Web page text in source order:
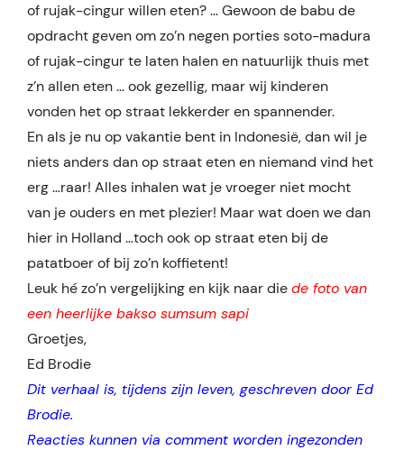
of rujak-cingur willen eten? … Gewoon de babu de
opdracht geven om zo’n negen porties soto-madura
of rujak-cingur te laten halen en natuurlijk thuis met
z’n allen eten … ook gezellig, maar wij kinderen
vonden het op straat lekkerder en spannender.
En als je nu op vakantie bent in Indonesië, dan wil je
niets anders dan op straat eten en niemand vind het
erg …raar! Alles inhalen wat je vroeger niet mocht
van je ouders en met plezier! Maar wat doen we dan
hier in Holland …toch ook op straat eten bij de
patatboer of bij zo’n koffietent!
Leuk hé zo’n vergelijking en kijk naar diede foto van
een heerlijke bakso sumsum sapi
Groetjes,
Ed Brodie
Dit verhaal is, tijdens zijn leven, geschreven door Ed
Brodie.
Reacties kunnen via comment worden ingezonden